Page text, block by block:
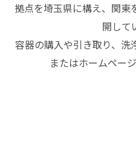
拠点を埼玉県に構え、関
開して
容器の購入や引き取り、洗
またはホームペー